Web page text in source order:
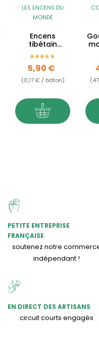
LES ENCENS DU
MONDE
Encens
tibétain
Méditation
Prix
5,90 €
(0,17 € / bâton)
PETITE ENTREPRISE
FRANÇAISE
soutenez notre
indépendant !
EN DIRECT DES ARTISANS
circuit courts engagés